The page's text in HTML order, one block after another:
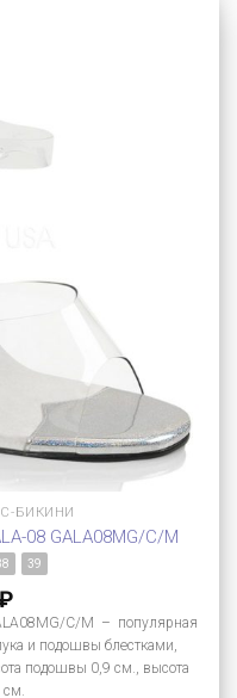
БИКИНИ
08 GALA08MG/C/M
39
C/M – популярная
и подошвы блестками,
подошвы 0,9 см., высота
см.